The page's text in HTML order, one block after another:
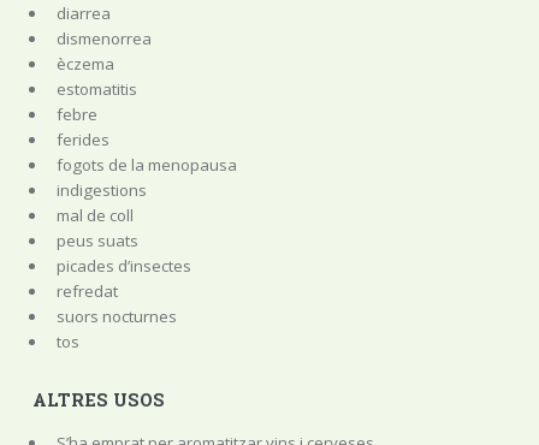
diarrea
dismenorrea
èczema
estomatitis
febre
ferides
fogots de la menopausa
indigestions
mal de coll
peus suats
picades d’insectes
refredat
suors nocturnes
tos
ALTRES USOS